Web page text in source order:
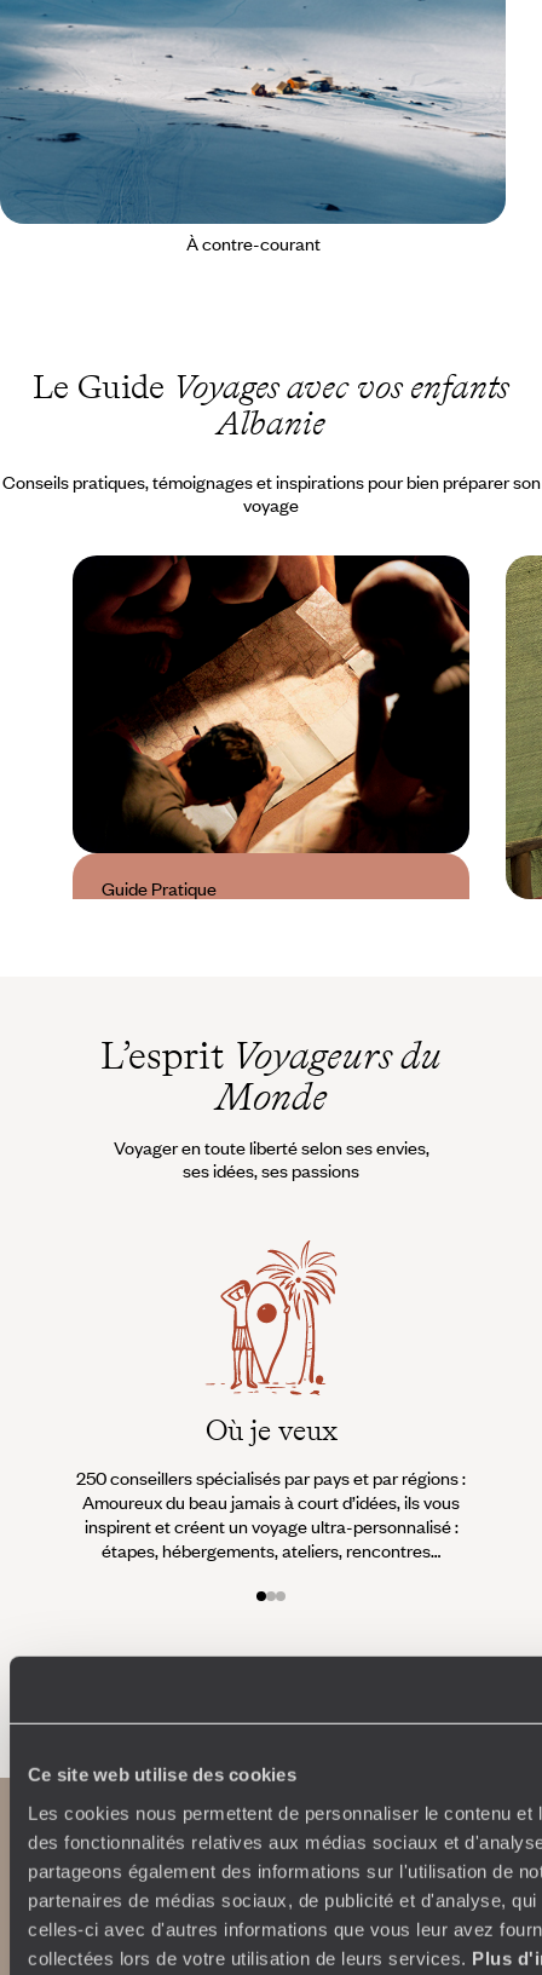
Ce site web utilise des cookies
Les cookies nous permettent de personnaliser le contenu et
des fonctionnalités relatives aux médias sociaux et
partageons également des informations sur l'utilisation de
partenaires de médias sociaux, de publicité et d'analyse,
celles-ci avec d'autres informations que vous leur avez
collectées lors de votre utilisation de leurs services. Plus
À contre-courant
Le Guide Voyages avec vos enfants
Albanie
Conseils pratiques, témoignages et inspirations pour bien préparer son
voyage
Guide Pratique
L’esprit Voyageurs du
Monde
Voyager en toute liberté selon ses envies,
ses idées, ses passions
Où je veux
250 conseillers spécialisés par pays et par régions :
Amoureux du beau jamais à court d’idées, ils vous
inspirent et créent un voyage ultra-personnalisé :
étapes, hébergements, ateliers, rencontres…